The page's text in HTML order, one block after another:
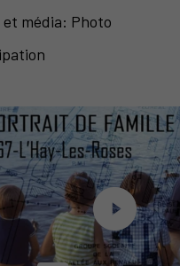
et média: Photo